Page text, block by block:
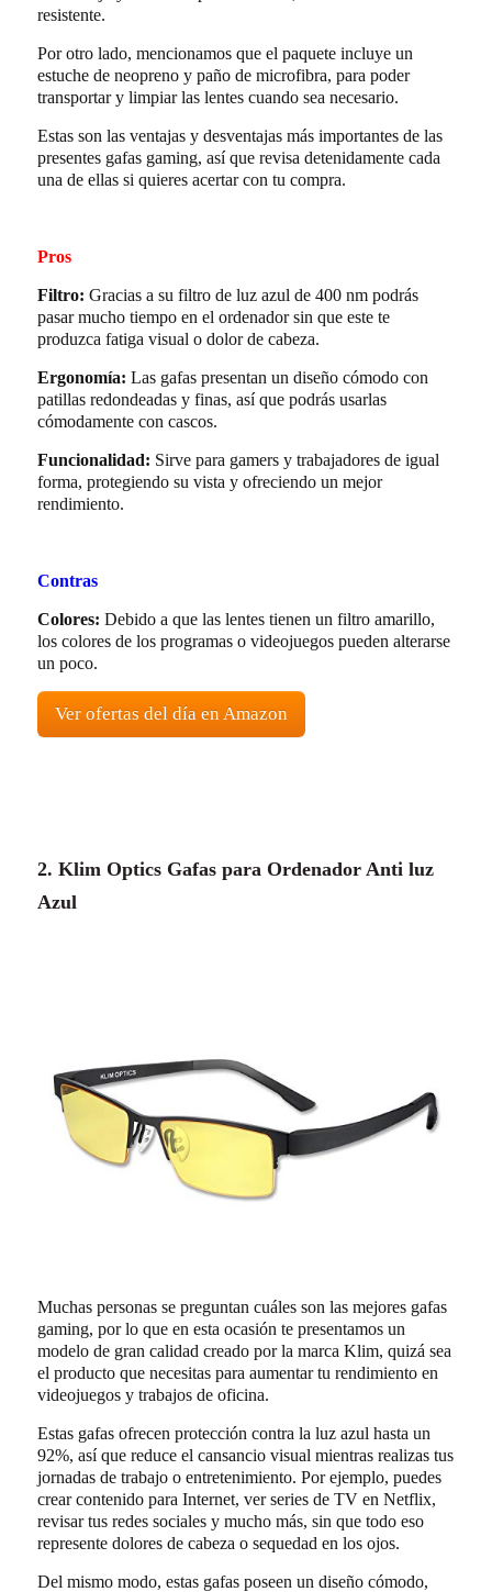
resistente.
Por otro lado, mencionamos que el paquete incluye un
estuche de neopreno y paño de microfibra, para poder
transportar y limpiar las lentes cuando sea necesario.
Estas son las ventajas y desventajas más importantes de las
presentes gafas gaming, así que revisa detenidamente cada
una de ellas si quieres acertar con tu compra.
Pros
Filtro: Gracias a su filtro de luz azul de 400 nm podrás
pasar mucho tiempo en el ordenador sin que este te
produzca fatiga visual o dolor de cabeza.
Ergonomía: Las gafas presentan un diseño cómodo con
patillas redondeadas y finas, así que podrás usarlas
cómodamente con cascos.
Funcionalidad: Sirve para gamers y trabajadores de igual
forma, protegiendo su vista y ofreciendo un mejor
rendimiento.
Contras
Colores: Debido a que las lentes tienen un filtro amarillo,
los colores de los programas o videojuegos pueden alterarse
un poco.
Ver ofertas del día en Amazon
2. Klim Optics Gafas para Ordenador Anti luz
Azul
Muchas personas se preguntan cuáles son las mejores gafas
gaming, por lo que en esta ocasión te presentamos un
modelo de gran calidad creado por la marca Klim, quizá sea
el producto que necesitas para aumentar tu rendimiento en
videojuegos y trabajos de oficina.
Estas gafas ofrecen protección contra la luz azul hasta un
92%, así que reduce el cansancio visual mientras realizas tus
jornadas de trabajo o entretenimiento. Por ejemplo, puedes
crear contenido para Internet, ver series de TV en Netflix,
revisar tus redes sociales y mucho más, sin que todo eso
represente dolores de cabeza o sequedad en los ojos.
Del mismo modo, estas gafas poseen un diseño cómodo,